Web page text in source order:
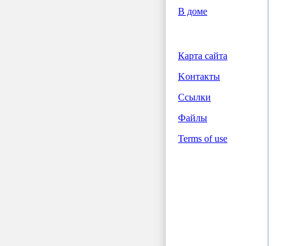
В доме
Карта сайта
Koнтакты
Ссылки
Файлы
Terms of use